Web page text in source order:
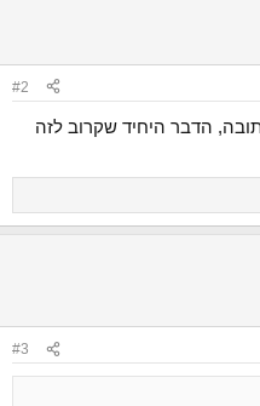
#2
הדבר היחיד שקרוב לזה
#3